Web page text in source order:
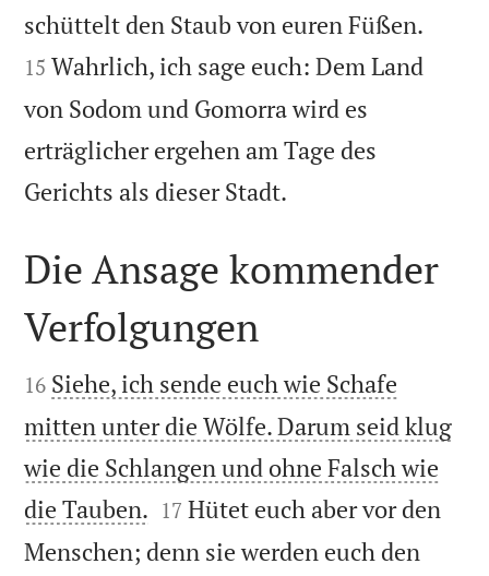
schüttelt den Staub von euren Füßen.
15 Wahrlich, ich sage euch: Dem Land
von Sodom und Gomorra wird es
erträglicher ergehen am Tage des
Gerichts als dieser Stadt.

Die Ansage kommender
Verfolgungen

16 Siehe, ich sende euch wie Schafe
mitten unter die Wölfe. Darum seid klug
wie die Schlangen und ohne Falsch wie
die Tauben. 

17 Hütet euch aber vor den
Menschen; denn sie werden euch den